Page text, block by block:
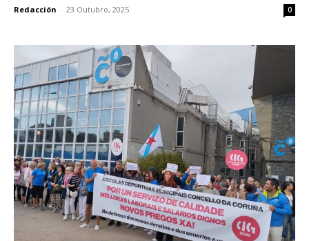
Redacción - 23 Outubro, 2025 0